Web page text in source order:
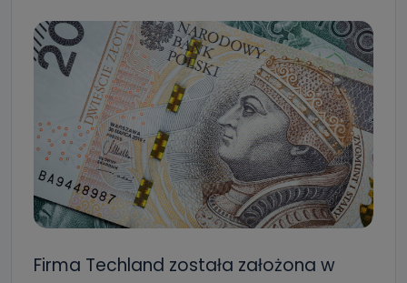
Firma Techland została założona w